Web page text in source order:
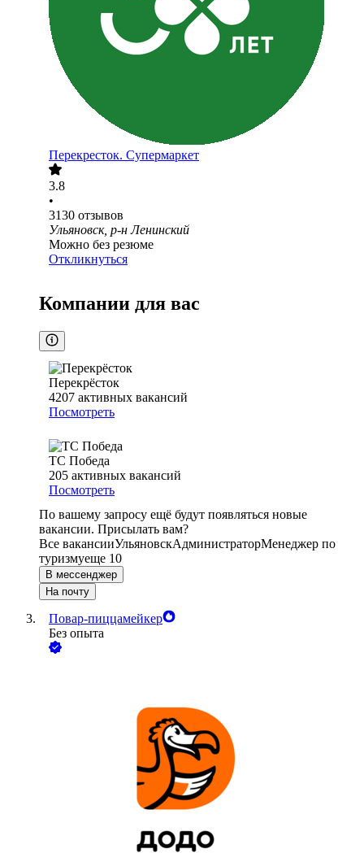
Перекресток. Супермаркет
3.8
•
3130 отзывов
Ульяновск, р-н Ленинский
Можно без резюме
Откликнуться
Компании для вас
Перекрёсток
4207 активных вакансий
Посмотреть
ТС Победа
205 активных вакансий
Посмотреть
По вашему запросу ещё будут появляться новые
вакансии. Присылать вам?
Все вакансииУльяновскАдминистраторМенеджер по
туризмуеще 10
В мессенджер
На почту
Повар-пиццамейкер
Без опыта